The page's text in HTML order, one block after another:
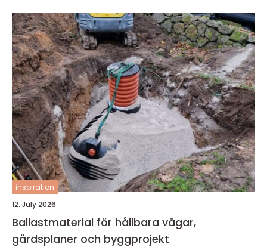
inspiration
12. July 2026
Ballastmaterial för hållbara vägar,
gårdsplaner och byggprojekt